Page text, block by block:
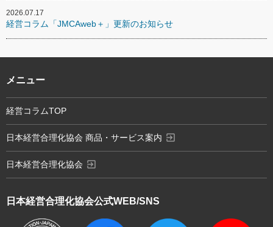
2026.07.17
経営コラム「JMCAweb＋」更新のお知らせ
日本経営合理化協会公式WEB/SNS
メニュー
経営コラムTOP
日本経営合理化協会 商品・サービス案内 exit_to_app
日本経営合理化協会 exit_to_app